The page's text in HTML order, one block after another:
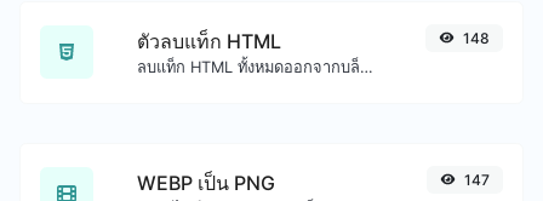
ตัวลบแท็ก HTML
ลบแท็ก HTML ทั้งหมดออกจากบล็อกข้อความได้อย่างง่ายดาย
148
WEBP เป็น PNG 147